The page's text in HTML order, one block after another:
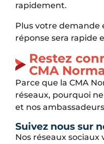
rapidement.
Plus votre demande
réponse sera rapide
Restez
CMA
Parce que la CMA
réseaux, pourquoi
et nos
Suivez nous sur
Nos réseaux